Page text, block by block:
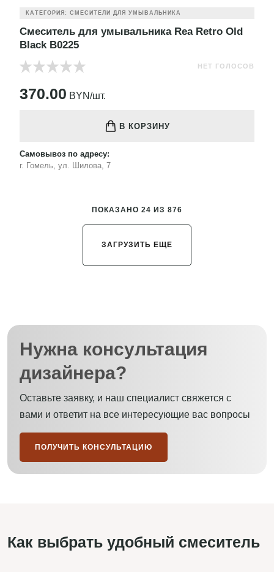
КАТЕГОРИЯ: СМЕСИТЕЛИ ДЛЯ УМЫВАЛЬНИКА
Смеситель для умывальника Rea Retro Old
Black B0225
НЕТ ГОЛОСОВ
370.00 BYN/шт.
В КОРЗИНУ
Самовывоз по адресу:
г. Гомель, ул. Шилова, 7
ПОКАЗАНО 24 ИЗ 876
ЗАГРУЗИТЬ ЕЩЕ
Нужна консультация
дизайнера?
Оставьте заявку, и наш специалист свяжется с
вами и ответит на все интересующие вас вопросы
ПОЛУЧИТЬ КОНСУЛЬТАЦИЮ
Как выбрать удобный смеситель